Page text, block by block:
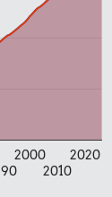
2000
2010
2020